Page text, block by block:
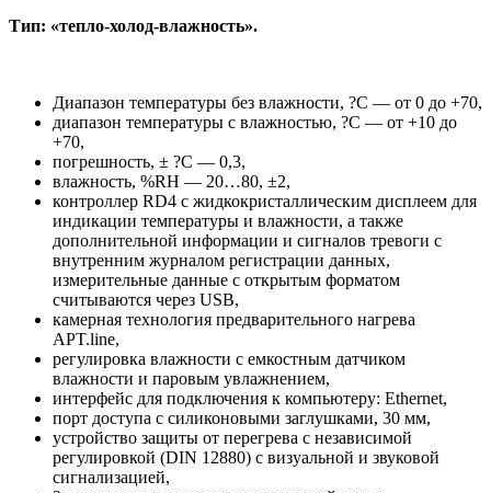
Тип: «тепло-холод-влажность».
Диапазон температуры без влажности, ?С — от 0 до +70,
диапазон температуры с влажностью, ?С — от +10 до
+70,
погрешность, ± ?С — 0,3,
влажность, %RH — 20…80, ±2,
контроллер RD4 с жидкокристаллическим дисплеем для
индикации температуры и влажности, а также
дополнительной информации и сигналов тревоги с
внутренним журналом регистрации данных,
измерительные данные с открытым форматом
считываются через USB,
камерная технология предварительного нагрева
APT.line,
регулировка влажности с емкостным датчиком
влажности и паровым увлажнением,
интерфейс для подключения к компьютеру: Ethernet,
порт доступа с силиконовыми заглушками, 30 мм,
устройство защиты от перегрева с независимой
регулировкой (DIN 12880) с визуальной и звуковой
сигнализацией,